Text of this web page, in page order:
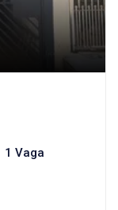
1 Vaga